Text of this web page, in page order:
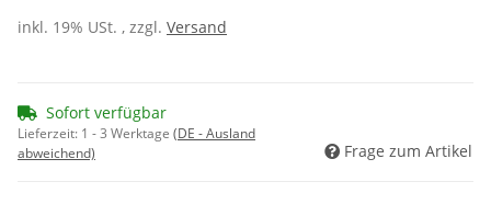
inkl. 19% USt. , zzgl. Versand
Sofort verfügbar
Lieferzeit: 1 - 3 Werktage (DE - Ausland
abweichend)
Frage zum Artikel